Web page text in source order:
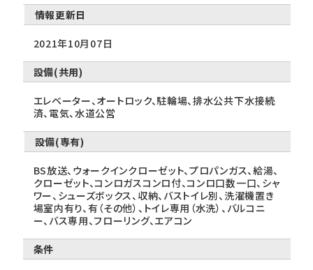
情報更新日
2021年10月07日
設備(共用)
エレベーター、オートロック、駐輪場、排水公共下水接続
済、電気、水道公営
設備(専有)
BS放送、ウォークインクローゼット、プロパンガス、給湯、
クローゼット、コンロガスコンロ付、コンロ口数一口、シャ
ワー、シューズボックス、収納、バストイレ別、洗濯機置き
場室内有り、有（その他）、トイレ専用（水洗）、バルコニ
ー、バス専用、フローリング、エアコン
条件